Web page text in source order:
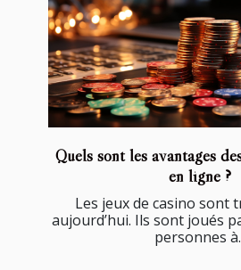
Quels sont les avantages
en ligne ?
Les jeux de casino sont
aujourd’hui. Ils sont joués
personnes